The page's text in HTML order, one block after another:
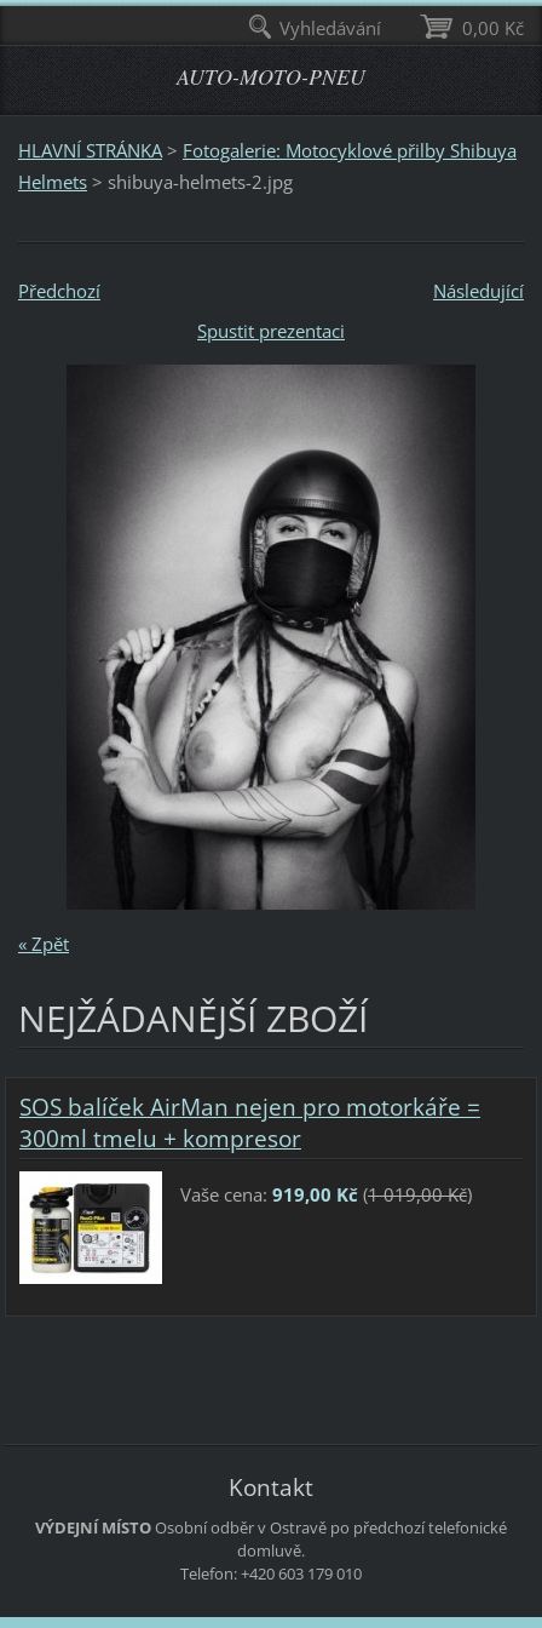
AUTO-MOTO-PNEU
HLAVNÍ STRÁNKA > Fotogalerie: Motocyklové přilby Shibuya
Helmets > shibuya-helmets-2.jpg
Předchozí
Následující
Spustit prezentaci
« Zpět
NEJŽÁDANĚJŠÍ ZBOŽÍ
SOS balíček AirMan nejen pro motorkáře =
300ml tmelu + kompresor
Vaše cena: 919,00 Kč(1 019,00 Kč)
Kontakt
VÝDEJNÍ MÍSTOOsobní odběr v Ostravě po předchozí telefonické
domluvě.
Telefon: +420 603 179 010
0,00 Kč
Vyhledávání